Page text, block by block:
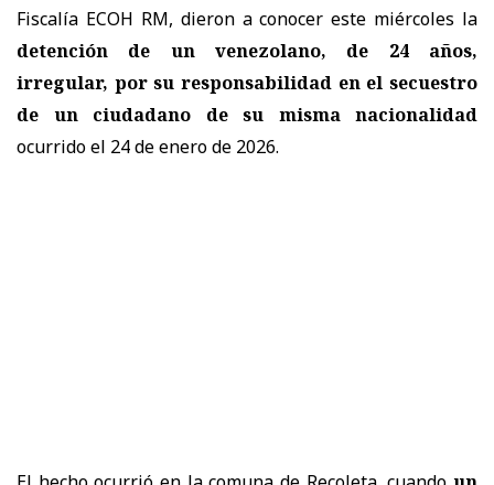
Fiscalía ECOH RM, dieron a conocer este miércoles la
detención de un venezolano, de 24 años,
irregular, por su responsabilidad en el secuestro
de un ciudadano de su misma nacionalidad
ocurrido el 24 de enero de 2026.